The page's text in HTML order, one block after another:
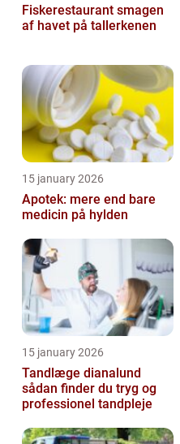
Fiskerestaurant smagen
af havet på tallerkenen
15 january 2026
Apotek: mere end bare
medicin på hylden
15 january 2026
Tandlæge dianalund
sådan finder du tryg og
professionel tandpleje